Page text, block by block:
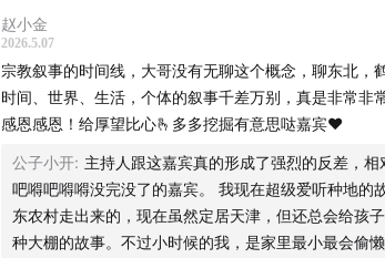
与同纬度其他地区相比，东北是人口密集区中最
俄罗斯的水资源非常丰富，很多沼泽
耕地也是一种人造产物，不是自然有之的
小农经济更像是一种“园艺农业”
农业养人，但又不养人
赵小金
2026.5.07
宗教叙事的时间线，大哥没有无聊这个概念，聊东北，
时间、世界、生活，个体的叙事千差万别，真是非常非
感恩感恩！给厚望比心🫰多多挖掘有意思哒嘉宾❤
公子小开: 主持人跟这嘉宾真的形成了强烈的反差，
吧嘚吧嘚嘚没完没了的嘉宾。 我现在超级爱听种地的
东农村走出来的，现在虽然定居天津，但还总会给孩
种大棚的故事。不过小时候的我，是家里最小最会偷